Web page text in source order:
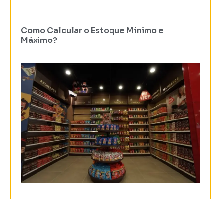
Como Calcular o Estoque Mínimo e
Máximo?